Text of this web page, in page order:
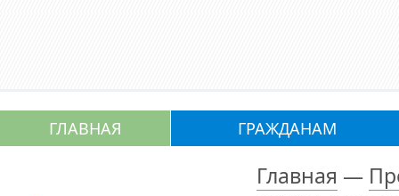
ГЛАВНАЯ ГРАЖДАНАМ
Главная —